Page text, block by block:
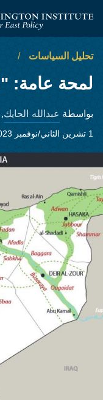
معهد واشنطن
تحليل السياسات
لمحة عامة:
بواسطة عبدالله الحايك,
1 تشرين الثاني/نوفمبر 2023